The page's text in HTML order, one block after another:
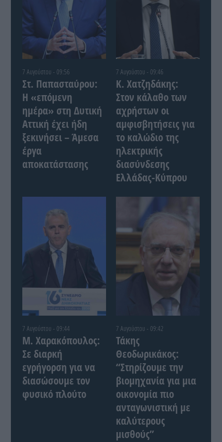
7 Αυγούστου - 09:56
Στ. Παπασταύρου:
Η «επόμενη
ημέρα» στη Δυτική
Αττική έχει ήδη
ξεκινήσει – Άμεσα
έργα
αποκατάστασης
7 Αυγούστου - 09:46
Κ. Χατζηδάκης:
Στον κάλαθο των
αχρήστων οι
αμφισβητήσεις για
το καλώδιο της
ηλεκτρικής
διασύνδεσης
Ελλάδας-Κύπρου
7 Αυγούστου - 09:44
Μ. Χαρακόπουλος:
Σε διαρκή
εγρήγορση για να
διασώσουμε τον
φυσικό πλούτο
7 Αυγούστου - 09:42
Τάκης
Θεοδωρικάκος:
“Στηρίζουμε την
βιομηχανία για μια
οικονομία πιο
ανταγωνιστική με
καλύτερους
μισθούς”